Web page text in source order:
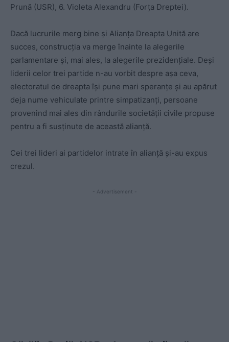
Prună (USR), 6. Violeta Alexandru (Forța Dreptei).
Dacă lucrurile merg bine și Alianța Dreapta Unită are
succes, construcția va merge înainte la alegerile
parlamentare și, mai ales, la alegerile prezidențiale. Deși
liderii celor trei partide n-au vorbit despre așa ceva,
electoratul de dreapta își pune mari speranțe și au apărut
deja nume vehiculate printre simpatizanți, persoane
provenind mai ales din rândurile societății civile propuse
pentru a fi susținute de această alianță.
Cei trei lideri ai partidelor intrate în alianță și-au expus
crezul.
- Advertisement -